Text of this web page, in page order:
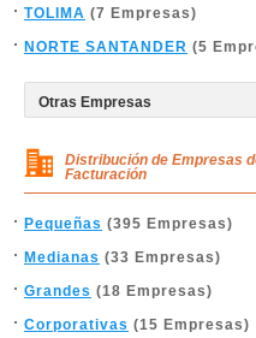
TOLIMA (7 Empresas)
NORTE SANTANDER (5
Distribución de Empresas
Facturación
Pequeñas (395 Empresas)
Medianas (33 Empresas)
Grandes (18 Empresas)
Corporativas (15 Empresas)